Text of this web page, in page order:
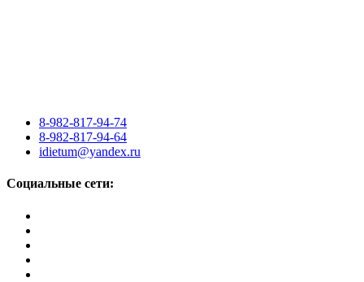
8-982-817-94-74
8-982-817-94-64
idietum@yandex.ru
Социальные сети: